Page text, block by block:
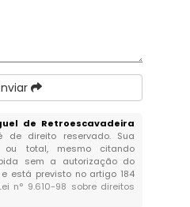
de Retroescavadeira
de direito reservado. Sua
ou total, mesmo citando
sem a autorização do
está previsto no artigo 184
n° 9.610-98 sobre direitos